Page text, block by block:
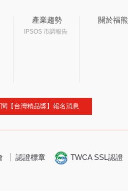
產業趨勢
IPSOS 市調報告
關於福熊
【台灣精品獎】報名消息
認證標章 TWCA SSL認證